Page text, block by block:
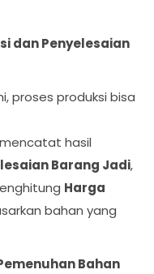
dan Penyelesaian
proses produksi bisa
hasil
Barang Jadi,
Harga
bahan yang
Bahan